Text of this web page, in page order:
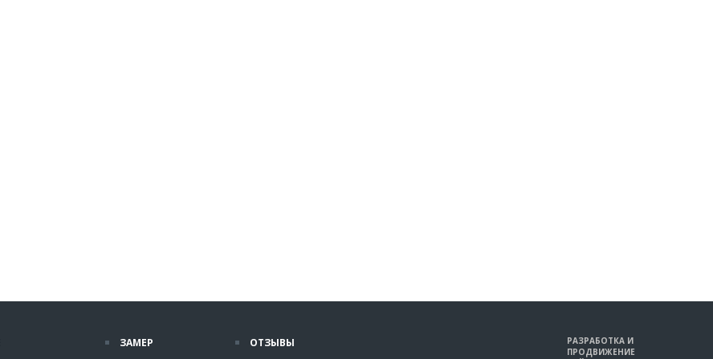
ЗАМЕР
ОТЗЫВЫ
РАЗРАБОТКА И
ПРОДВИЖЕНИЕ